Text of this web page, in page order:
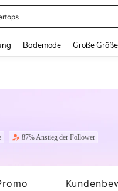
Bademode Große
87% Anstieg der Follower